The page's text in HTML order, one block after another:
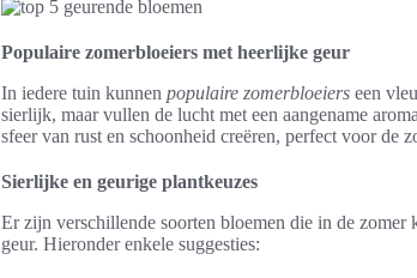
Populaire zomerbloeiers met heerlijke geur
In iedere tuin kunnen populaire zomerbloeiers een
sierlijk, maar vullen de lucht met een aangename
sfeer van rust en schoonheid creëren, perfect voor de
Sierlijke en geurige plantkeuzes
Er zijn verschillende soorten bloemen die in de
geur. Hieronder enkele suggesties: